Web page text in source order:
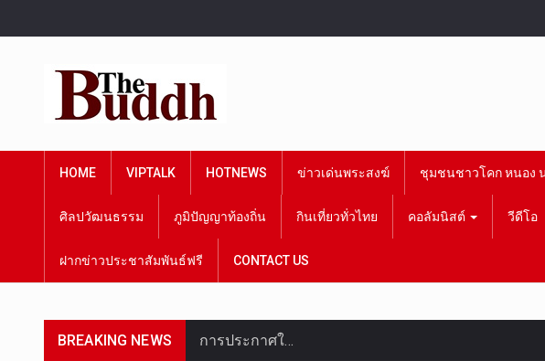
HOME VIPTALK HOTNEWS ข่าวเด่นพระสงฆ์ ชุมชนชาวโคก หนอง
ศิลปวัฒนธรรม ภูมิปัญญาท้องถิ่น กินเที่ยวทั่วไทย คอลัมนิสต์ วีดีโอ
ฝากข่าวประชาสัมพันธ์ฟรี CONTACT US
BREAKING NEWS การประกาศใ…